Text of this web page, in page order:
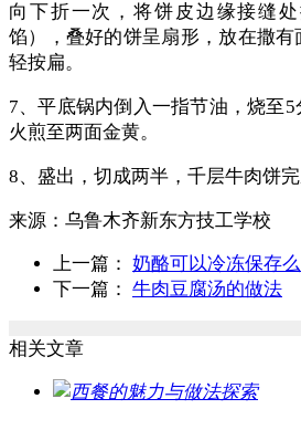
向下折一次，将饼皮边缘接缝
馅），叠好的饼呈扇形，放在撒
轻按扁。
7、平底锅内倒入一指节油，烧至
火煎至两面金黄。
8、盛出，切成两半，千层牛肉饼完
来源： 乌鲁木齐新东方技工学校
上一篇： 奶酪可以冷冻保存么
下一篇： 牛肉豆腐汤的做法
相关文章